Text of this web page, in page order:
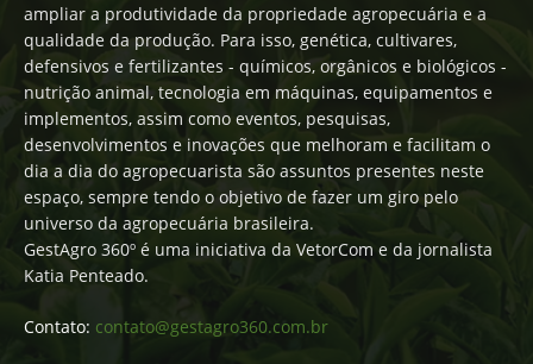
ampliar a produtividade da propriedade agropecuária e a
qualidade da produção. Para isso, genética, cultivares,
defensivos e fertilizantes - químicos, orgânicos e biológicos -
nutrição animal, tecnologia em máquinas, equipamentos e
implementos, assim como eventos, pesquisas,
desenvolvimentos e inovações que melhoram e facilitam o
dia a dia do agropecuarista são assuntos presentes neste
espaço, sempre tendo o objetivo de fazer um giro pelo
universo da agropecuária brasileira.
GestAgro 360º é uma iniciativa da VetorCom e da jornalista
Katia Penteado.
Contato: contato@gestagro360.com.br